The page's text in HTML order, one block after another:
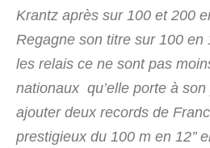
Krantz après sur 100 et 200
Regagne son titre sur 100 en
les relais ce ne sont pas
nationaux qu’elle porte à
ajouter deux records de
prestigieux du 100 m en 12’’